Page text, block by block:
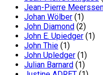
Jean-Pierre
Johan Wölber (1)
John Diamond (2)
John E. Upiedger (1)
John Thie (1)
John Upledger (1)
Julian Barnard (1)